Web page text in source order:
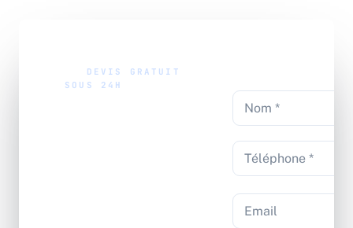
DEVIS GRATUIT
SOUS 24H